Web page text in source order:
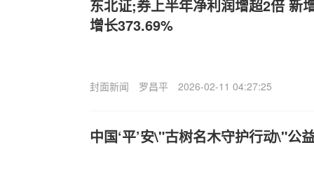
东北证;券上半年净利润增超2倍 新
增长373.69%
封面新闻 罗昌平 2026-02-11 04:27:25
中国‘平’安\"古树名木守护行动\"公